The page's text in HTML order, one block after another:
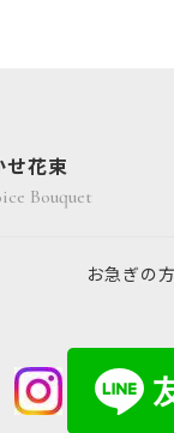
せ花束
Bouquet
お急ぎの方